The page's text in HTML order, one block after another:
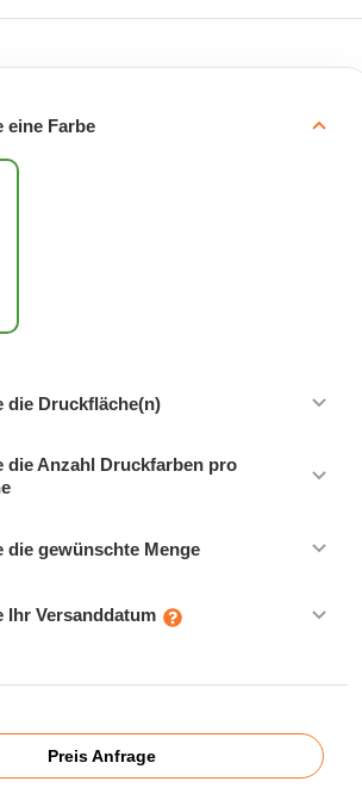
eine Farbe
die Druckfläche(n)
die Anzahl Druckfarben pro
die gewünschte Menge
Ihr Versanddatum
Preis Anfrage